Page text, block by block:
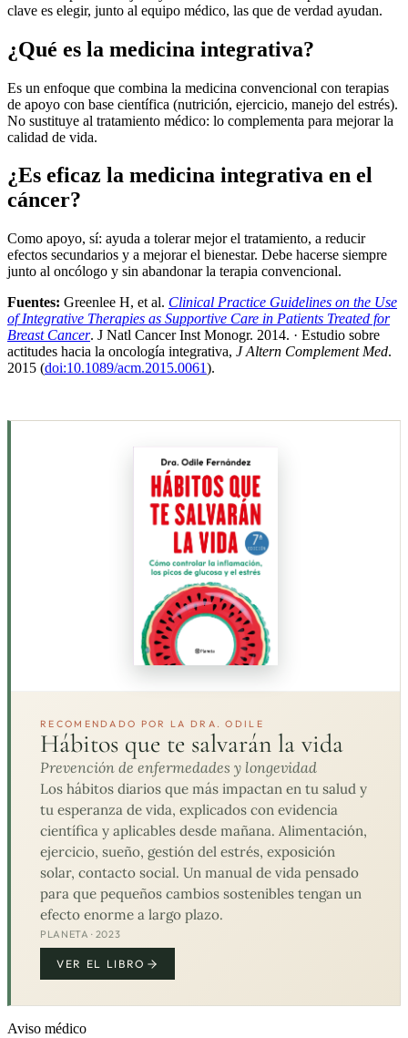
clave es elegir, junto al equipo médico, las que de verdad ayudan.
¿Qué es la medicina integrativa?
Es un enfoque que combina la medicina convencional con terapias
de apoyo con base científica (nutrición, ejercicio, manejo del estrés).
No sustituye al tratamiento médico: lo complementa para mejorar la
calidad de vida.
¿Es eficaz la medicina integrativa en el
cáncer?
Como apoyo, sí: ayuda a tolerar mejor el tratamiento, a reducir
efectos secundarios y a mejorar el bienestar. Debe hacerse siempre
junto al oncólogo y sin abandonar la terapia convencional.
Fuentes: Greenlee H, et al. Clinical Practice Guidelines on the Use
of Integrative Therapies as Supportive Care in Patients Treated for
Breast Cancer. J Natl Cancer Inst Monogr. 2014. · Estudio sobre
actitudes hacia la oncología integrativa, J Altern Complement Med.
2015 (doi:10.1089/acm.2015.0061).
RECOMENDADO POR LA DRA. ODILE
Hábitos que te salvarán la vida
Prevención de enfermedades y longevidad
Los hábitos diarios que más impactan en tu salud y
tu esperanza de vida, explicados con evidencia
científica y aplicables desde mañana. Alimentación,
ejercicio, sueño, gestión del estrés, exposición
solar, contacto social. Un manual de vida pensado
para que pequeños cambios sostenibles tengan un
efecto enorme a largo plazo.
PLANETA · 2023
VER EL LIBRO
Aviso médico